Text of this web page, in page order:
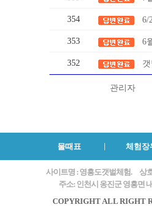
354 6/
353 6
352
관리자
물때표 체험장
사이트명 : 영흥도갯벌체험.
상
주소: 인천시 옹진군 영흥면
COPYRIGHT ALL RIGHT